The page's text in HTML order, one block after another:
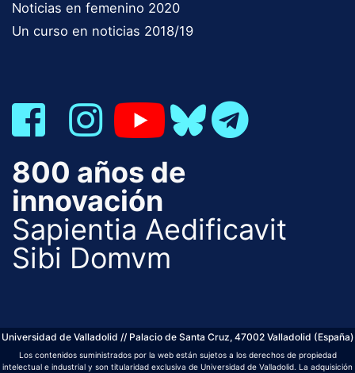
Noticias en femenino 2020
Un curso en noticias 2018/19
800 años de
innovación
Sapientia Aedificavit
Sibi Domvm
Universidad de Valladolid // Palacio de Santa Cruz, 47002 Valladolid (España)
Los contenidos suministrados por la web están sujetos a los derechos de propiedad
intelectual e industrial y son titularidad exclusiva de Universidad de Valladolid. La adquisición